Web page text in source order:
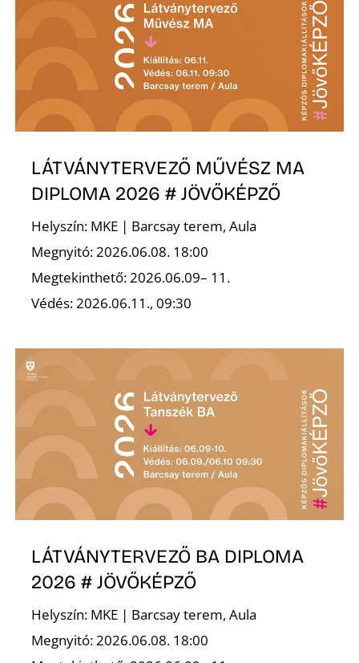
LÁTVÁNYTERVEZŐ MŰVÉSZ MA
DIPLOMA 2026 # JÖVŐKÉPZŐ
Helyszín: MKE | Barcsay terem, Aula
Megnyitó: 2026.06.08. 18:00
Megtekinthető: 2026.06.09– 11.
Védés: 2026.06.11., 09:30
LÁTVÁNYTERVEZŐ BA DIPLOMA
2026 # JÖVŐKÉPZŐ
Helyszín: MKE | Barcsay terem, Aula
Megnyitó: 2026.06.08. 18:00